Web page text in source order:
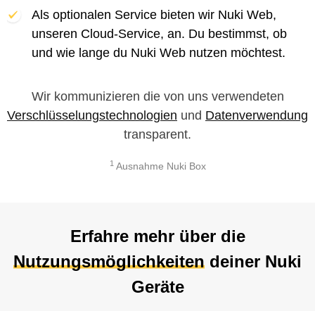
Als optionalen Service bieten wir Nuki Web,
unseren Cloud-Service, an. Du bestimmst, ob
und wie lange du Nuki Web nutzen möchtest.
Wir kommunizieren die von uns verwendeten
Verschlüsselungstechnologien und Datenverwendung
transparent.
1Ausnahme Nuki Box
Erfahre mehr über die
Nutzungsmöglichkeiten deiner Nuki
Geräte